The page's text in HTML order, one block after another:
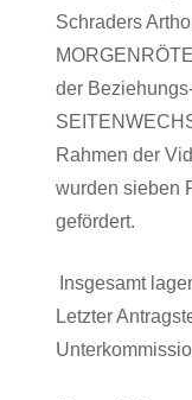
Schraders
der
Rahmen der
wurden sieben
gefördert.
Insgesamt
Letzter